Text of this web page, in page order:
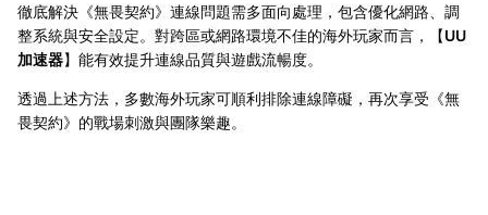
徹底解決《無畏契約》連線問題需多面向處理，包含優化網路、調
整系統與安全設定。對跨區或網路環境不佳的海外玩家而言，【UU
加速器】能有效提升連線品質與遊戲流暢度。
透過上述方法，多數海外玩家可順利排除連線障礙，再次享受《無
畏契約》的戰場刺激與團隊樂趣。